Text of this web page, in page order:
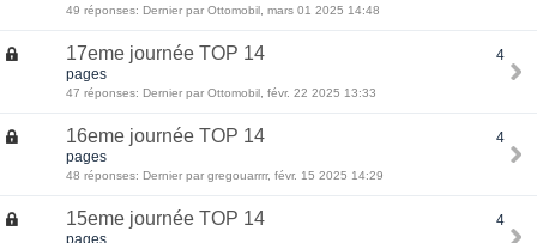
49 réponses: Dernier par Ottomobil, mars 01 2025 14:48
17eme journée TOP 14
4
pages
47 réponses: Dernier par Ottomobil, févr. 22 2025 13:33
16eme journée TOP 14
4
pages
48 réponses: Dernier par gregouarrrr, févr. 15 2025 14:29
15eme journée TOP 14
4
pages